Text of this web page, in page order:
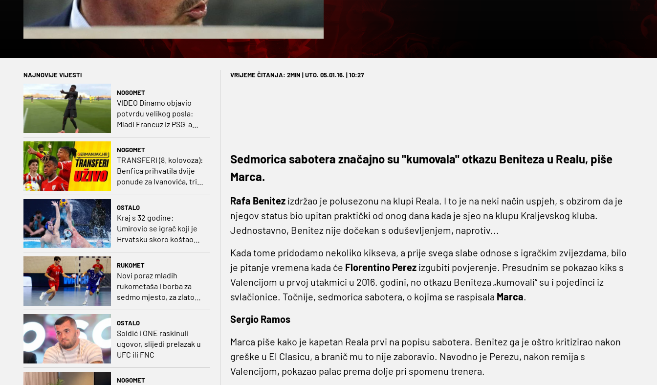
NAJNOVIJE VIJESTI
NOGOMET
VIDEO Dinamo objavio
potvrdu velikog posla:
Mladi Francuz iz PSG-a
NOGOMET
TRANSFERI (8. kolovoza):
Benfica prihvatila dvije
ponude za Ivanovića, tri
OSTALO
Kraj s 32 godine:
Umirovio se igrač koji je
Hrvatsku skoro koštao
svjetskog zlata
RUKOMET
Novi poraz mladih
rukometaša i borba za
sedmo mjesto, za zlato
se bore Slovenci i
OSTALO
Soldić i ONE raskinuli
ugovor, slijedi prelazak u
UFC ili FNC
NOGOMET
VRIJEME ČITANJA: 2MIN | UTO. 05.01.16. | 10:27
Sedmorica sabotera značajno su "kumovala" otkazu Beniteza u Realu, piše
Marca.
Rafa Benitezizdržao je polusezonu na klupi Reala. I to je na neki način uspjeh, s obzirom da je
njegov status bio upitan praktički od onog dana kada je sjeo na klupu Kraljevskog kluba.
Jednostavno, Benitez nije dočekan s oduševljenjem, naprotiv...
Kada tome pridodamo nekoliko kikseva, a prije svega slabe odnose s igračkim zvijezdama, bilo
je pitanje vremena kada će Florentino Perezizgubiti povjerenje. Presudnim se pokazao kiks s
Valencijom u prvoj utakmici u 2016. godini, no otkazu Beniteza „kumovali“ su i pojedinci iz
svlačionice. Točnije, sedmorica sabotera, o kojima se raspisala Marca.
Sergio Ramos
Marca piše kako je kapetan Reala prvi na popisu sabotera. Benitez ga je oštro kritizirao nakon
greške u El Clasicu, a branič mu to nije zaboravio. Navodno je Perezu, nakon remija s
Valencijom, pokazao palac prema dolje pri spomenu trenera.